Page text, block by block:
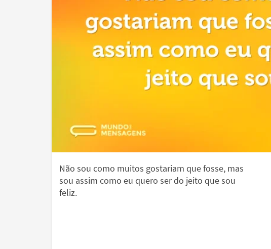
Não sou como muitos gostariam que fosse, mas
sou assim como eu quero ser do jeito que sou
feliz.